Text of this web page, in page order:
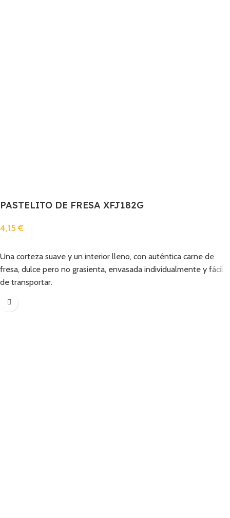
PASTELITO DE FRESA XFJ182G
4,15€
Una corteza suave y un interior lleno, con auténtica carne de
fresa, dulce pero no grasienta, envasada individualmente y fácil
de transportar.